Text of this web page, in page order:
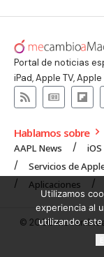
Portal de noticias
iPad, Apple TV,
Hablamos sobre
AAPL News iOS
Servicios de
Aplicaciones
© 2008
Utilizamos
experiencia al
utilizando